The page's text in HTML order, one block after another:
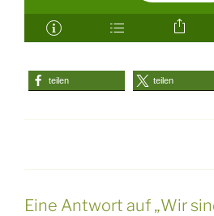
teilen teilen
Eine Antwort auf „Wir